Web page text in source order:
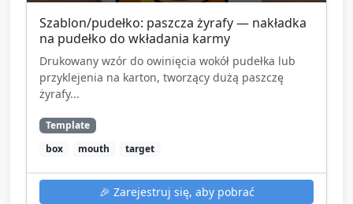
Szablon/pudełko: paszcza żyrafy — nakładka
na pudełko do wkładania karmy
Drukowany wzór do owinięcia wokół pudełka lub
przyklejenia na karton, tworzący dużą paszczę
żyrafy...
Template
box
mouth target
🎉 Zarejestruj się, aby pobrać